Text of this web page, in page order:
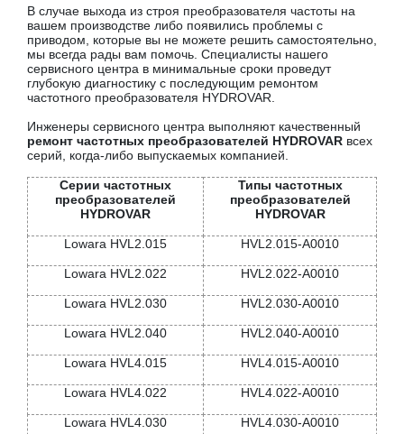
В случае выхода из строя преобразователя частоты на
вашем производстве либо появились проблемы с
приводом, которые вы не можете решить самостоятельно,
мы всегда рады вам помочь. Специалисты нашего
сервисного центра в минимальные сроки проведут
глубокую диагностику с последующим ремонтом
частотного преобразователя HYDROVAR.
Инженеры сервисного центра выполняют качественный
ремонт частотных преобразователей HYDROVAR всех
серий, когда-либо выпускаемых компанией.
Серии частотных
преобразователей
HYDROVAR
Типы частотных
преобразователей
HYDROVAR
Lowara HVL2.015 HVL2.015-A0010
Lowara HVL2.022 HVL2.022-A0010
Lowara HVL2.030 HVL2.030-A0010
Lowara HVL2.040 HVL2.040-A0010
Lowara HVL4.015 HVL4.015-A0010
Lowara HVL4.022 HVL4.022-A0010
Lowara HVL4.030 HVL4.030-A0010